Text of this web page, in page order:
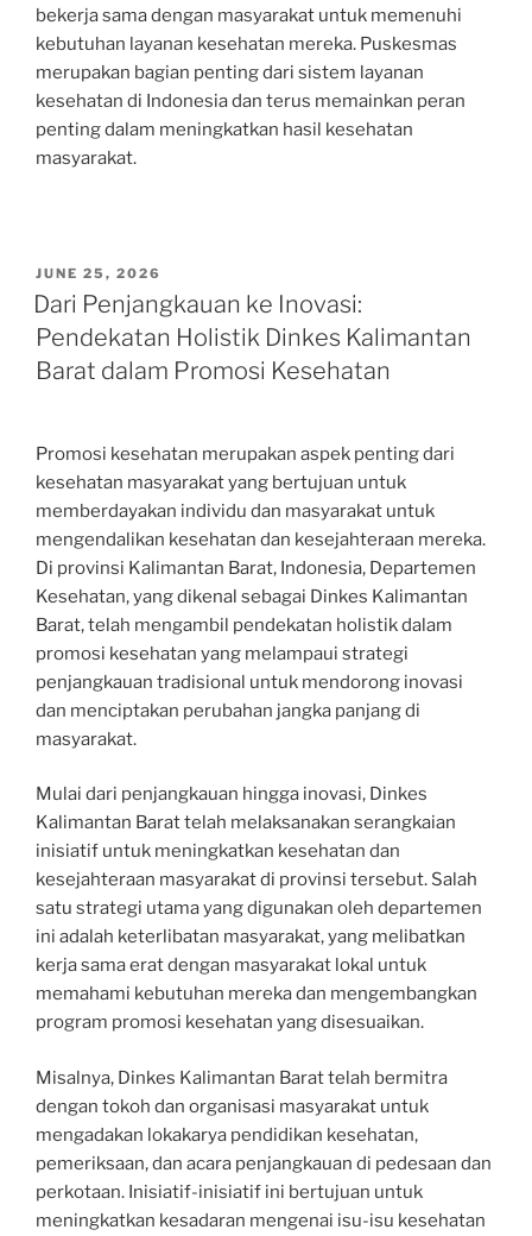
bekerja sama dengan masyarakat untuk memenuhi
kebutuhan layanan kesehatan mereka. Puskesmas
merupakan bagian penting dari sistem layanan
kesehatan di Indonesia dan terus memainkan peran
penting dalam meningkatkan hasil kesehatan
masyarakat.
POSTED
ON
JUNE 25, 2026
Dari Penjangkauan ke Inovasi:
Pendekatan Holistik Dinkes Kalimantan
Barat dalam Promosi Kesehatan
Promosi kesehatan merupakan aspek penting dari
kesehatan masyarakat yang bertujuan untuk
memberdayakan individu dan masyarakat untuk
mengendalikan kesehatan dan kesejahteraan mereka.
Di provinsi Kalimantan Barat, Indonesia, Departemen
Kesehatan, yang dikenal sebagai Dinkes Kalimantan
Barat, telah mengambil pendekatan holistik dalam
promosi kesehatan yang melampaui strategi
penjangkauan tradisional untuk mendorong inovasi
dan menciptakan perubahan jangka panjang di
masyarakat.
Mulai dari penjangkauan hingga inovasi, Dinkes
Kalimantan Barat telah melaksanakan serangkaian
inisiatif untuk meningkatkan kesehatan dan
kesejahteraan masyarakat di provinsi tersebut. Salah
satu strategi utama yang digunakan oleh departemen
ini adalah keterlibatan masyarakat, yang melibatkan
kerja sama erat dengan masyarakat lokal untuk
memahami kebutuhan mereka dan mengembangkan
program promosi kesehatan yang disesuaikan.
Misalnya, Dinkes Kalimantan Barat telah bermitra
dengan tokoh dan organisasi masyarakat untuk
mengadakan lokakarya pendidikan kesehatan,
pemeriksaan, dan acara penjangkauan di pedesaan dan
perkotaan. Inisiatif-inisiatif ini bertujuan untuk
meningkatkan kesadaran mengenai isu-isu kesehatan